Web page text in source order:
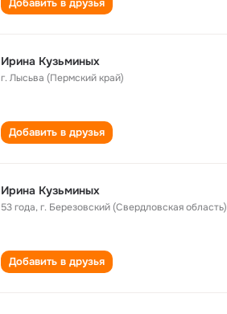
Добавить в друзья
Ирина Кузьминых
г. Лысьва (Пермский край)
Добавить в друзья
Ирина Кузьминых
53 года,г. Березовский (Свердловская область)
Добавить в друзья